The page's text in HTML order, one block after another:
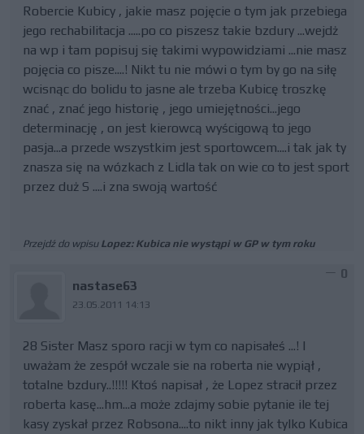
Robercie Kubicy , jakie masz pojęcie o tym jak przebiega
jego rechabilitacja .....po co piszesz takie bzdury ...wejdż
na wp i tam popisuj się takimi wypowidziami ...nie masz
pojęcia co pisze....! Nikt tu nie mówi o tym by go na siłę
wcisnąc do bolidu to jasne ale trzeba Kubicę troszkę
znać , znać jego historię , jego umiejętności...jego
determinację , on jest kierowcą wyścigową to jego
pasja...a przede wszystkim jest sportowcem....i tak jak ty
znasza się na wózkach z Lidla tak on wie co to jest sport
przez duż S ....i zna swoją wartość
Przejdź do wpisu Lopez: Kubica nie wystąpi w GP w tym roku
nastase63
23.05.2011 14:13
0
28 Sister Masz sporo racji w tym co napisałeś ...! I
uważam że zespół wczale sie na roberta nie wypiął ,
totalne bzdury..!!!!! Ktoś napisał , że Lopez stracił przez
roberta kasę...hm...a może zdajmy sobie pytanie ile tej
kasy zyskał przez Robsona....to nikt inny jak tylko Kubica